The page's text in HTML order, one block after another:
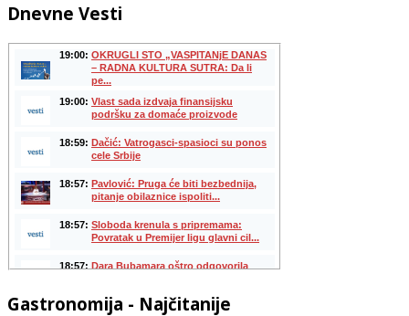
Dnevne Vesti
Gastronomija - Najčitanije